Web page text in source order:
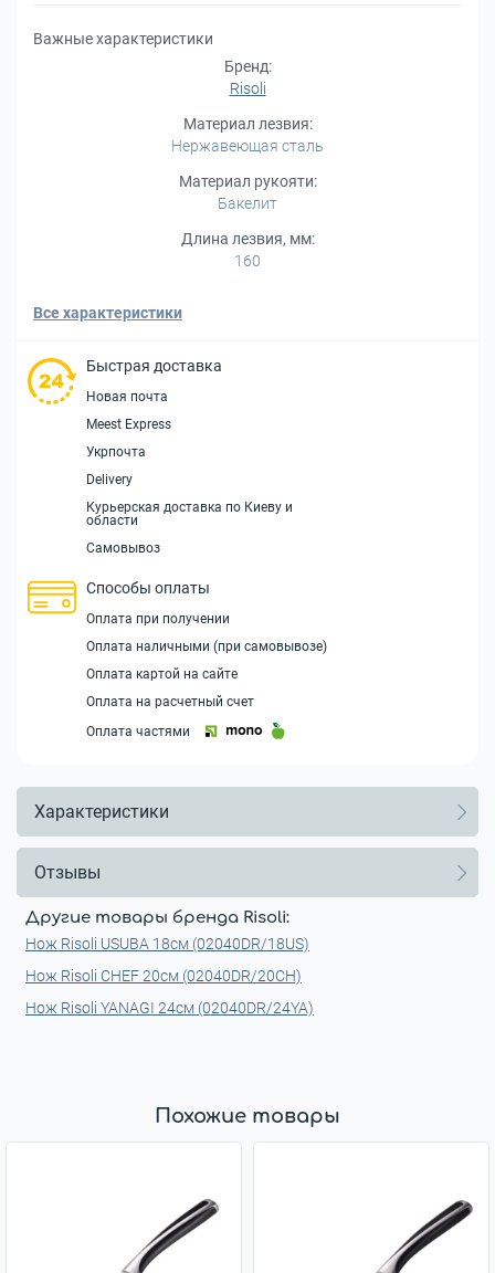
Важные характеристики
Бренд:
Risoli
Материал лезвия:
Нержавеющая сталь
Материал рукояти:
Бакелит
Длина лезвия, мм:
160
Все характеристики
Быстрая доставка
Новая почта
Meest Express
Укрпочта
Delivery
Курьерская доставка по Киеву и
области
Самовывоз
Способы оплаты
Оплата при получении
Оплата наличными (при самовывозе)
Оплата картой на сайте
Оплата на расчетный счет
Оплата частями
Характеристики
Отзывы
Другие товары бренда Risoli:
Нож Risoli USUBA 18см (02040DR/18US)
Нож Risoli CHEF 20см (02040DR/20CH)
Нож Risoli YANAGI 24см (02040DR/24YA)
Похожие товары